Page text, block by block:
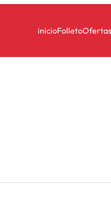
inicioFolleto